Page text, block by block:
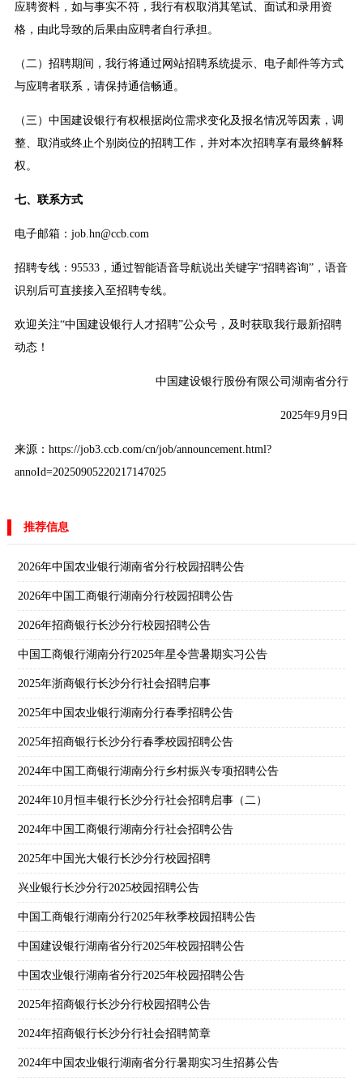
应聘资料，如与事实不符，我行有权取消其笔试、面试和录用资
格，由此导致的后果由应聘者自行承担。
（二）招聘期间，我行将通过网站招聘系统提示、电子邮件等方式
与应聘者联系，请保持通信畅通。
（三）中国建设银行有权根据岗位需求变化及报名情况等因素，调
整、取消或终止个别岗位的招聘工作，并对本次招聘享有最终解释
权。
七、联系方式
电子邮箱：job.hn@ccb.com
招聘专线：95533，通过智能语音导航说出关键字“招聘咨询”，语音
识别后可直接接入至招聘专线。
欢迎关注“中国建设银行人才招聘”公众号，及时获取我行最新招聘
动态！
中国建设银行股份有限公司湖南省分行
2025年9月9日
来源：https://job3.ccb.com/cn/job/announcement.html?
annoId=20250905220217147025
推荐信息
2026年中国农业银行湖南省分行校园招聘公告
2026年中国工商银行湖南分行校园招聘公告
2026年招商银行长沙分行校园招聘公告
中国工商银行湖南分行2025年星令营暑期实习公告
2025年浙商银行长沙分行社会招聘启事
2025年中国农业银行湖南分行春季招聘公告
2025年招商银行长沙分行春季校园招聘公告
2024年中国工商银行湖南分行乡村振兴专项招聘公告
2024年10月恒丰银行长沙分行社会招聘启事（二）
2024年中国工商银行湖南分行社会招聘公告
2025年中国光大银行长沙分行校园招聘
兴业银行长沙分行2025校园招聘公告
中国工商银行湖南分行2025年秋季校园招聘公告
中国建设银行湖南省分行2025年校园招聘公告
中国农业银行湖南省分行2025年校园招聘公告
2025年招商银行长沙分行校园招聘公告
2024年招商银行长沙分行社会招聘简章
2024年中国农业银行湖南省分行暑期实习生招募公告